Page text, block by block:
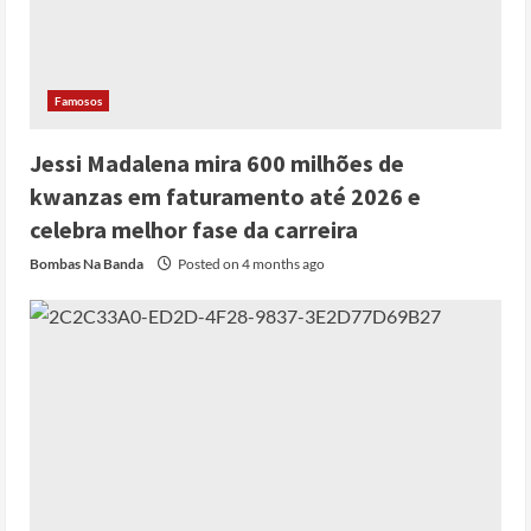
Famosos
Jessi Madalena mira 600 milhões de
kwanzas em faturamento até 2026 e
celebra melhor fase da carreira
Bombas Na Banda Posted on 4 months ago